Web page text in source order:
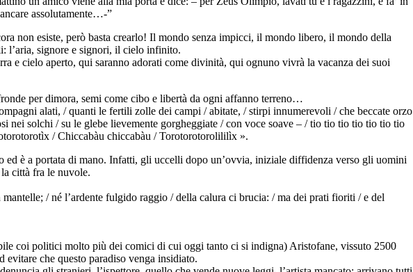
assolutamente…-”
non esiste, però basta crearlo! Il mondo senza impicci, il mondo libero, il mondo della
l’aria, signore e signori, il cielo infinito.
e cielo aperto, qui saranno adorati come divinità, qui ognuno vivrà la vacanza dei suoi
per dimora, semi come cibo e libertà da ogni affanno terreno…
alati, / quanti le fertili zolle dei campi / abitate, / stirpi innumerevoli / che beccate orzo
nei solchi / su le glebe lievemente gorgheggiate / con voce soave – / tio tio tio tio tio tio tio
/ Chiccabàu chiccabàu / Torotorotorolililìx ».
ed è a portata di mano. Infatti, gli uccelli dopo un’ovvia, iniziale diffidenza verso gli uomini
città fra le nuvole.
/ né l’ardente fulgido raggio / della calura ci brucia: / ma dei prati fioriti / e del
coi politici molto più dei comici di cui oggi tanto ci si indigna) Aristofane, vissuto 2500
evitare che questo paradiso venga insidiato.